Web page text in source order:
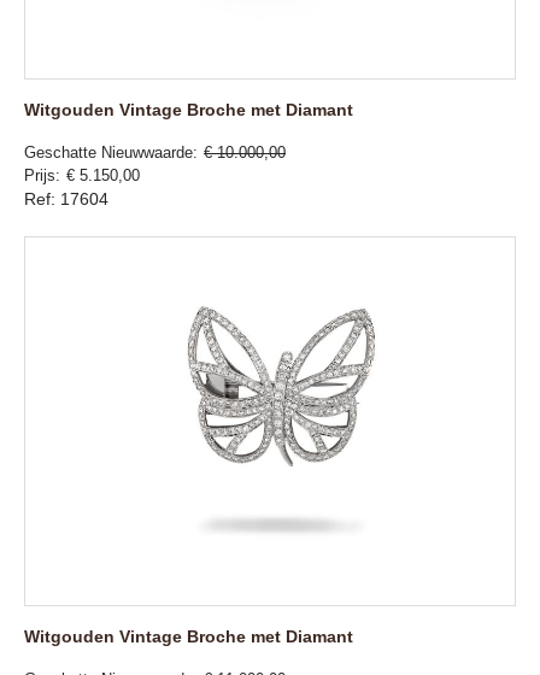
Witgouden Vintage Broche met Diamant
Geschatte Nieuwwaarde € 10.000,00
Prijs
€ 5.150,00
Ref: 17604
Witgouden Vintage Broche met Diamant